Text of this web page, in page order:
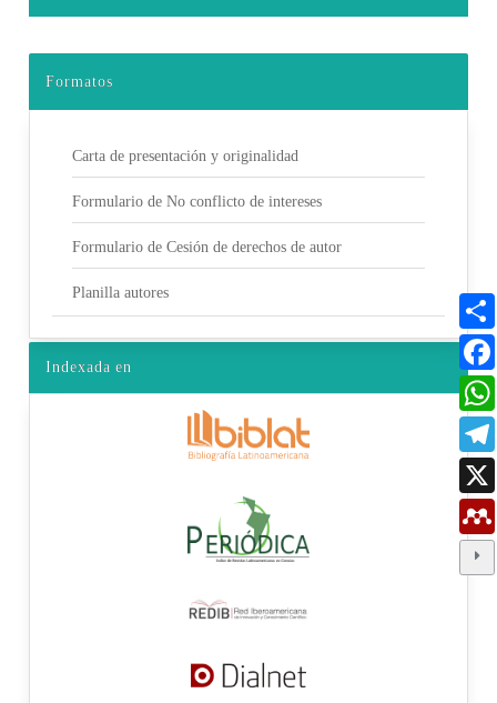
Formatos
Carta de presentación y originalidad
Formulario de No conflicto de intereses
Formulario de Cesión de derechos de autor
Planilla autores
Indexada en